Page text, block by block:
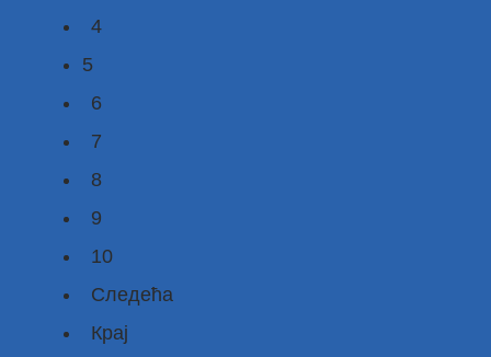
4
5
6
7
8
9
10
Следећа
Крај